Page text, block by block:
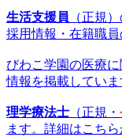
生活支援員 （正規
採用情報・在籍職員
びわこ学園の医療
情報を掲載していま
理学療法士 （正規・
ます。詳細はこち